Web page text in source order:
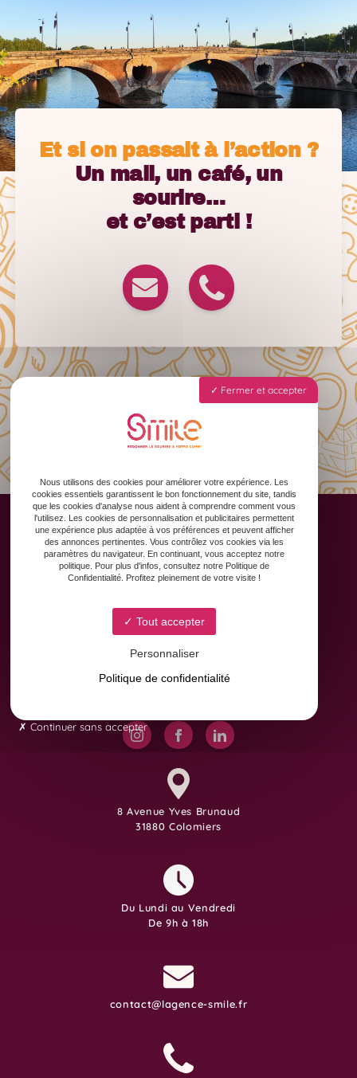
Et si on passait à l’action ?
Un mail, un café, un
sourire…
et c’est parti !
Accueil
Animation des réseaux sociaux
Graphisme & Design
Contact
8 Avenue Yves Brunaud
31880 Colomiers
Du Lundi au Vendredi
De 9h à 18h
contact@lagence-smile.fr
Fermer et accepter
Nous utilisons des cookies pour améliorer votre expérience. Les
cookies essentiels garantissent le bon fonctionnement du site, tandis
que les cookies d'analyse nous aident à comprendre comment vous
l'utilisez. Les cookies de personnalisation et publicitaires permettent
une expérience plus adaptée à vos préférences et peuvent afficher
des annonces pertinentes. Vous contrôlez vos cookies via les
paramètres du navigateur. En continuant, vous acceptez notre
politique. Pour plus d'infos, consultez notre Politique de
Confidentialité. Profitez pleinement de votre visite !
Tout accepter
Personnaliser
Politique de confidentialité
Continuer sans accepter